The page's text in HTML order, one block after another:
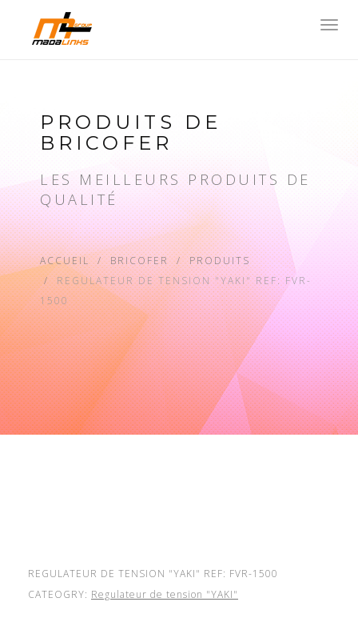
PRODUITS DE
BRICOFER
LES MEILLEURS PRODUITS DE
QUALITÉ
ACCUEIL BRICOFER
PRODUITS
REGULATEUR DE TENSION "YAKI" REF: FVR-
1500
REGULATEUR DE TENSION "YAKI" REF: FVR-1500
CATEOGRY: Regulateur de tension "YAKI"